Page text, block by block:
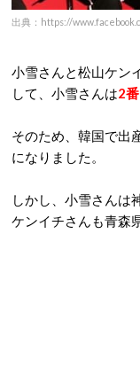
出典：https://
小雪さんと松山ケン
して、小雪さんは2
そのため、韓国で出
になりました。
しかし、小雪さんは
ケンイチさんも青森